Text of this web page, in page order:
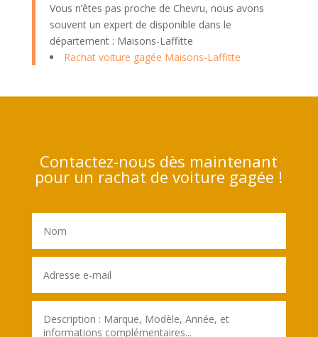
Vous n’êtes pas proche de Chevru, nous avons
souvent un expert de disponible dans le
département : Maisons-Laffitte
Rachat voiture gagée Maisons-Laffitte
Contactez-nous dès maintenant
pour un rachat de voiture gagée !